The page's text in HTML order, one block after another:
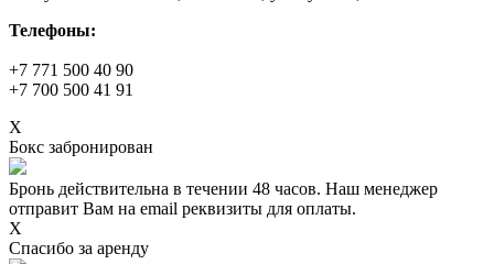
Телефоны:
+7 771 500 40 90
+7 700 500 41 91
X
Бокс забронирован
Бронь действительна в течении 48 часов. Наш менеджер
отправит Вам на email реквизиты для оплаты.
X
Спасибо за аренду